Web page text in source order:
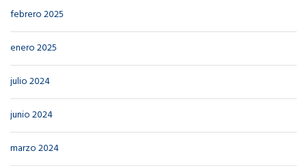
febrero 2025
enero 2025
julio 2024
junio 2024
marzo 2024